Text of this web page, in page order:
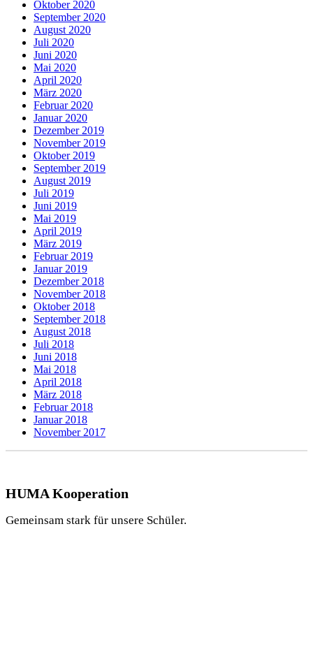
Oktober 2020
September 2020
August 2020
Juli 2020
Juni 2020
Mai 2020
April 2020
März 2020
Februar 2020
Januar 2020
Dezember 2019
November 2019
Oktober 2019
September 2019
August 2019
Juli 2019
Juni 2019
Mai 2019
April 2019
März 2019
Februar 2019
Januar 2019
Dezember 2018
November 2018
Oktober 2018
September 2018
August 2018
Juli 2018
Juni 2018
Mai 2018
April 2018
März 2018
Februar 2018
Januar 2018
November 2017
HUMA Kooperation
Gemeinsam stark für unsere Schüler.